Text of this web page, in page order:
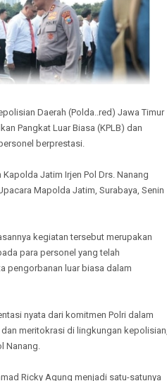
Daerah (Polda..red) Jawa Timur
Pangkat Luar Biasa (KPLB) dan
berprestasi.
Jatim Irjen Pol Drs. Nanang
Mapolda Jatim, Surabaya, Senin
kegiatan tersebut merupakan
para personel yang telah
pengorbanan luar biasa dalam
nyata dari komitmen Polri dalam
meritokrasi di lingkungan
Nanang.
Ricky Agung menjadi satu-satunya